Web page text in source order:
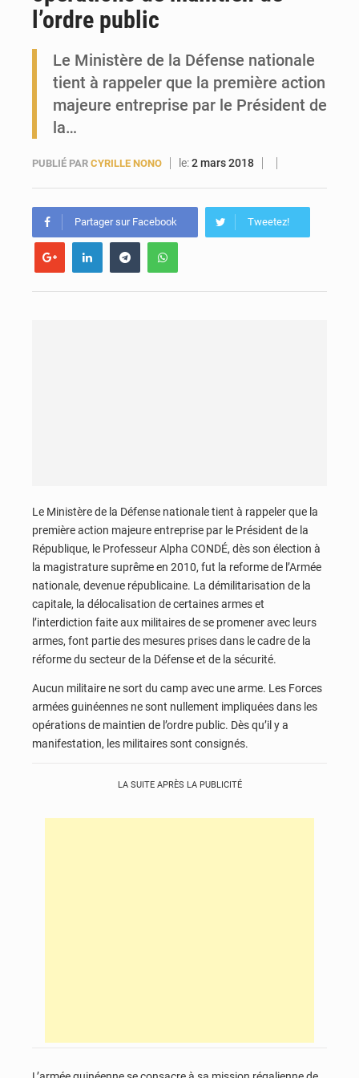
l’ordre public
Le Ministère de la Défense nationale
tient à rappeler que la première action
majeure entreprise par le Président de
la…
PUBLIÉ PAR CYRILLE NONO le:2 mars 2018
Partager sur Facebook Tweetez!
Le Ministère de la Défense nationale tient à rappeler que la
première action majeure entreprise par le Président de la
République, le Professeur Alpha CONDÉ, dès son élection à
la magistrature suprême en 2010, fut la reforme de l’Armée
nationale, devenue républicaine. La démilitarisation de la
capitale, la délocalisation de certaines armes et
l’interdiction faite aux militaires de se promener avec leurs
armes, font partie des mesures prises dans le cadre de la
réforme du secteur de la Défense et de la sécurité.
Aucun militaire ne sort du camp avec une arme. Les Forces
armées guinéennes ne sont nullement impliquées dans les
opérations de maintien de l’ordre public. Dès qu’il y a
manifestation, les militaires sont consignés.
LA SUITE APRÈS LA PUBLICITÉ